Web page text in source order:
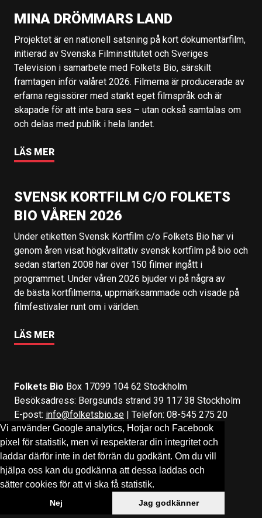
Vi använder Google analytics, Hotjar och Facebook
pixel för statistik, men vi respekterar din integritet och
laddar därför inte in det förrän du godkänt. Om du vill
hjälpa oss kan du godkänna att dessa laddas och
sätter cookies för att vi ska få statistik.
Nej Jag godkänner
MINA DRÖMMARS LAND
Projektet är en nationell satsning på kort dokumentärfilm,
initierad av Svenska Filminstitutet och Sveriges
Television i samarbete med Folkets Bio, särskilt
framtagen inför valåret 2026. Filmerna är producerade av
erfarna regissörer med starkt eget filmspråk och är
skapade för att inte bara ses – utan också samtalas om
och delas med publik i hela landet.
LÄS MER
SVENSK KORTFILM C/O FOLKETS
BIO VÅREN 2026
Under etiketten Svensk Kortfilm c/o Folkets Bio har vi
genom åren visat högkvalitativ svensk kortfilm på bio och
sedan starten 2008 har över 150 filmer ingått i
programmet. Under våren 2026 bjuder vi på några av
de bästa kortfilmerna, uppmärksammade och visade på
filmfestivaler runt om i världen.
LÄS MER
Folkets Bio Box 17099 104 62 Stockholm
Besöksadress: Bergsunds strand 39 117 38 Stockholm
E-post: info@folketsbio.se | Telefon: 08-545 275 20
Följ oss på:Facebook&Instagram